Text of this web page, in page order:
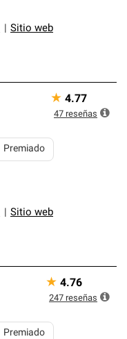
Sitio web
Sitio web
Premiado
★ 4.77
47 reseñas
Premiado
★ 4.76
247 reseñas